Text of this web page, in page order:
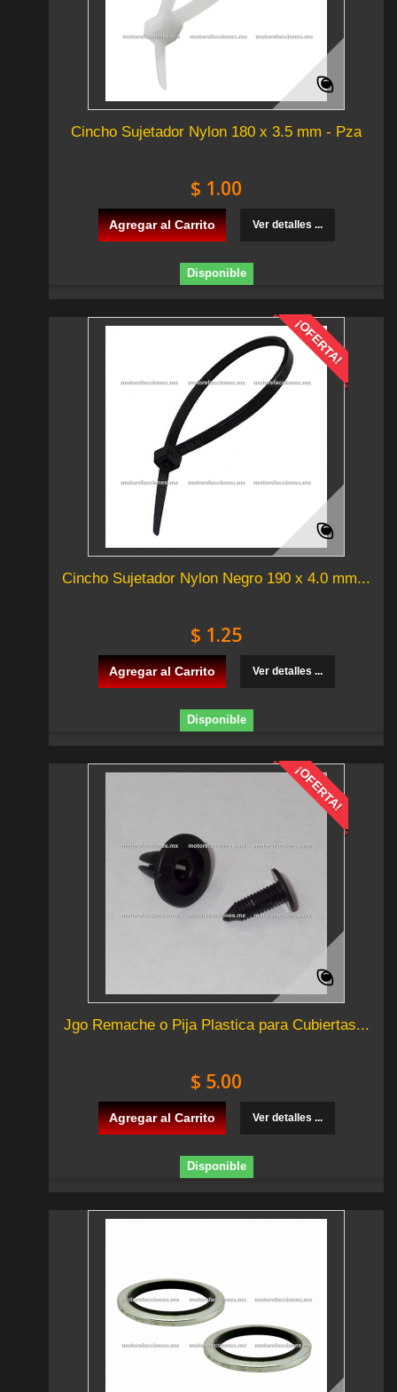
Cincho Sujetador Nylon 180 x 3.5 mm - Pza
$ 1.00
Agregar al Carrito Ver detalles ...
Disponible
¡OFERTA!
Cincho Sujetador Nylon Negro 190 x 4.0 mm...
$ 1.25
Agregar al Carrito Ver detalles ...
Disponible
¡OFERTA!
Jgo Remache o Pija Plastica para Cubiertas...
$ 5.00
Agregar al Carrito Ver detalles ...
Disponible